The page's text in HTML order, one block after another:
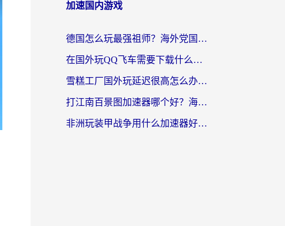
加速国内游戏
德国怎么玩最强祖师？海外党国服游戏加速器选择全攻略（附宝可梦Online实测）
在国外玩QQ飞车需要下载什么加速器呢？海外党亲测有效的国服游戏加速指南
雪糕工厂国外玩延迟很高怎么办？海外玩家国服游戏加速终极攻略（附实测推荐）
打江南百景图加速器哪个好？海外党踩坑N次后，终于找到不卡的秘诀
非洲玩装甲战争用什么加速器好？海外党亲测有效的国服游戏加速方案